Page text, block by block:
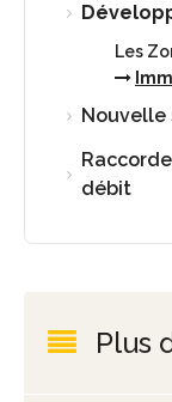
Les
Nouvelle
débit
Plus